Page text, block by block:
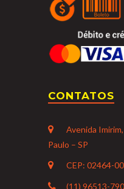
CONTATOS
Avenida
Paulo – SP
CEP: 02464-
(11) 96513-